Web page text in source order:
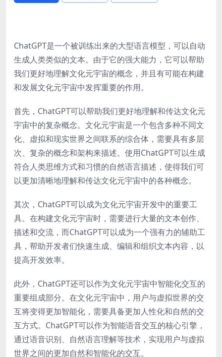
ChatGPT是一个被训练出来的大型语言模型，可以自动
生成人类类似的文本。由于它的强大能力，它可以帮助
我们更好地理解文化元宇宙的概念，并且有可能在构建
和发展文化元宇宙中发挥重要的作用。
首先，ChatGPT可以帮助我们更好地理解和传达文化元
宇宙中的复杂概念。文化元宇宙是一个包含多种不同文
化、虚拟和现实世界之间联系的综合体，需要具有多层
次、复杂的概念和架构来描述。使用ChatGPT可以生成
符合人类思维方式和习惯的自然语言描述，使得我们可
以更加清晰地理解和传达文化元宇宙中的各种概念。
其次，ChatGPT可以成为文化元宇宙开发中的重要工
具。在构建文化元宇宙时，需要进行大量的文本创作、
描述和交流，而ChatGPT可以成为一个强有力的辅助工
具，帮助开发者们快速生成、编辑和组织文本内容，以
提高开发效率。
此外，ChatGPT还可以作为文化元宇宙中智能化交互的
重要组成部分。在文化元宇宙中，用户与虚拟世界的交
互将变得更加智能化，需要具备更加人性化和自然的交
互方式。ChatGPT可以作为智能语音交互的核心引擎，
通过语音识别、自然语言理解等技术，实现用户与虚拟
世界之间的更加自然和智能化的交互。